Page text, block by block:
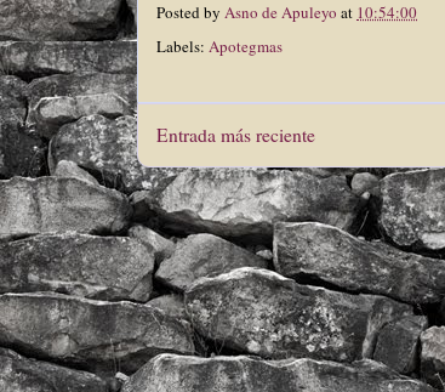
Posted by Asno de Apuleyo at 10:54:00
Labels: Apotegmas
Entrada más reciente